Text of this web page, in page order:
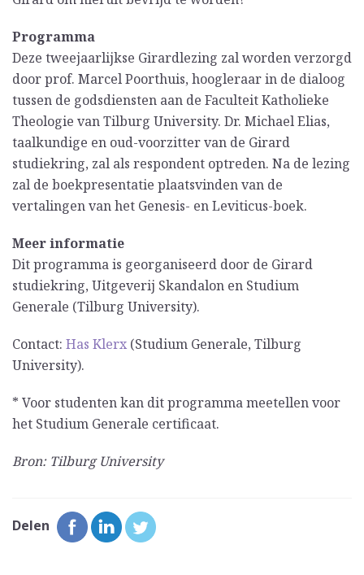
Programma
Deze tweejaarlijkse Girardlezing zal worden verzorgd
door prof. Marcel Poorthuis, hoogleraar in de dialoog
tussen de godsdiensten aan de Faculteit Katholieke
Theologie van Tilburg University. Dr. Michael Elias,
taalkundige en oud-voorzitter van de Girard
studiekring, zal als respondent optreden. Na de lezing
zal de boekpresentatie plaatsvinden van de
vertalingen van het Genesis- en Leviticus-boek.
Meer informatie
Dit programma is georganiseerd door de Girard
studiekring, Uitgeverij Skandalon en Studium
Generale (Tilburg University).
Contact: Has Klerx (Studium Generale, Tilburg
University).
* Voor studenten kan dit programma meetellen voor
het Studium Generale certificaat.
Bron: Tilburg University
Delen